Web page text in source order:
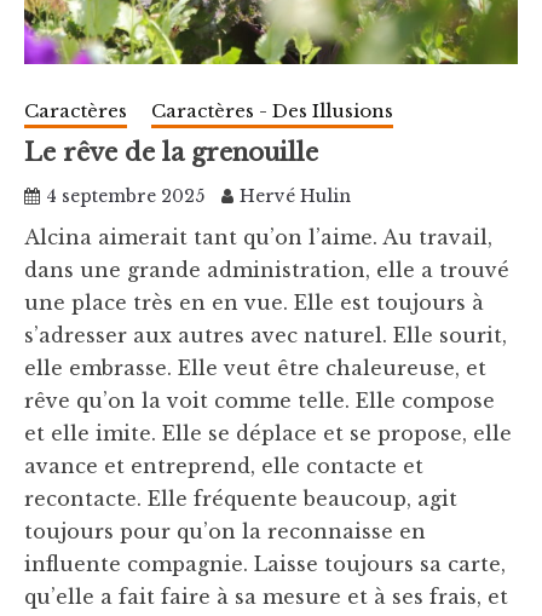
Caractères Caractères - Des Illusions
Le rêve de la grenouille
4 septembre 2025 Hervé Hulin
Alcina aimerait tant qu’on l’aime. Au travail,
dans une grande administration, elle a trouvé
une place très en en vue. Elle est toujours à
s’adresser aux autres avec naturel. Elle sourit,
elle embrasse. Elle veut être chaleureuse, et
rêve qu’on la voit comme telle. Elle compose
et elle imite. Elle se déplace et se propose, elle
avance et entreprend, elle contacte et
recontacte. Elle fréquente beaucoup, agit
toujours pour qu’on la reconnaisse en
influente compagnie. Laisse toujours sa carte,
qu’elle a fait faire à sa mesure et à ses frais, et